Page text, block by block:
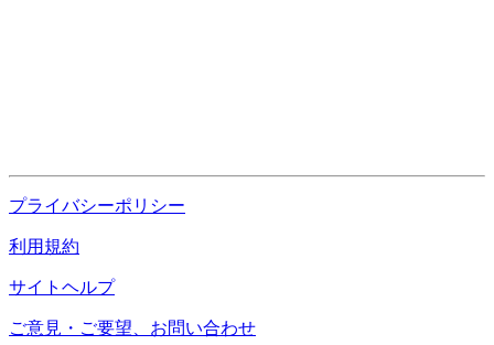
プライバシーポリシー
利用規約
サイトヘルプ
ご意見・ご要望、お問い合わせ